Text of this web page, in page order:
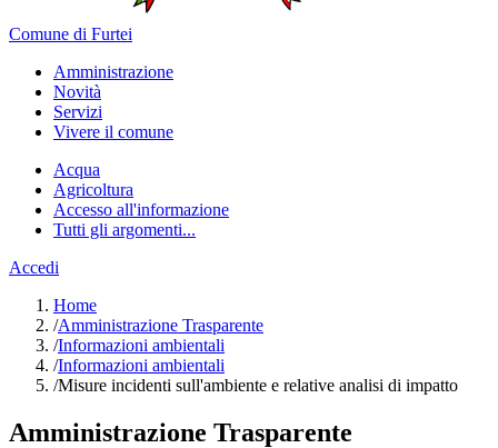
Comune di Furtei
Amministrazione
Novità
Servizi
Vivere il comune
Acqua
Agricoltura
Accesso all'informazione
Tutti gli argomenti...
Accedi
Home
/Amministrazione Trasparente
/Informazioni ambientali
/Informazioni ambientali
/Misure incidenti sull'ambiente e relative analisi di impatto
Amministrazione Trasparente